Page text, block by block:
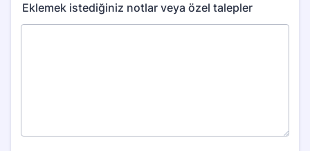
Eklemek istediğiniz notlar veya özel talepler